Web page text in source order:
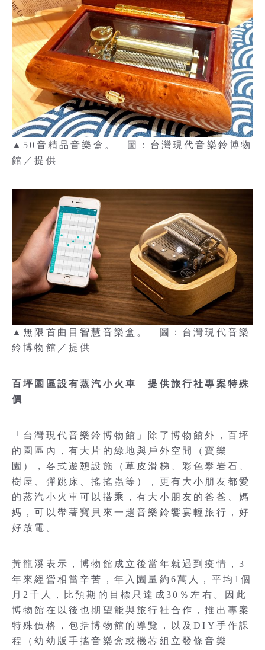
▲50音精品音樂盒。 圖：台灣現代音樂鈴博物
館／提供
▲無限首曲目智慧音樂盒。 圖：台灣現代音樂
鈴博物館／提供
百坪園區設有蒸汽小火車 提供旅行社專案特殊
價
「台灣現代音樂鈴博物館」除了博物館外，百坪
的園區內，有大片的綠地與戶外空間（寶樂
園），各式遊憩設施（草皮滑梯、彩色攀岩石、
樹屋、彈跳床、搖搖蟲等），更有大小朋友都愛
的蒸汽小火車可以搭乘，有大小朋友的爸爸、媽
媽，可以帶著寶貝來一趟音樂鈴饗宴輕旅行，好
好放電。
黃龍溪表示，博物館成立後當年就遇到疫情，3
年來經營相當辛苦，年入園量約6萬人，平均1個
月2千人，比預期的目標只達成30％左右。因此
博物館在以後也期望能與旅行社合作，推出專案
特殊價格，包括博物館的導覽，以及DIY手作課
程（幼幼版手搖音樂盒或機芯組立發條音樂